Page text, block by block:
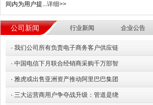
间内为用户提...详细>>
公司新闻 行业新闻 企业公告
· 我们公司所有负责电子商务客户供应链
· 中国电信下月联合经销商采购千万部智
· 雅虎或出售亚洲资产推动阿里巴巴集团
· 三大运营商用户争夺战升级：管道是绕